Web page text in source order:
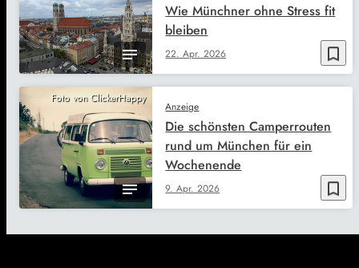
bookmark_border
22. Apr. 2026
Wie Münchner ohne Stress fit
bleiben
Foto von ClickerHappy
bookmark_border
Anzeige
9. Apr. 2026
Die schönsten Camperrouten
rund um München für ein
Wochenende